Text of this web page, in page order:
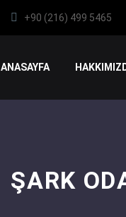
+90 (216) 499 5465
ANASAYFA
ŞARK